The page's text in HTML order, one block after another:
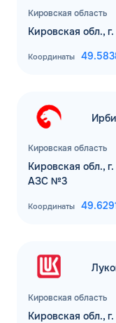
Кировская область
Кировская обл.,
Координаты
Кировская область
Кировская обл.,
АЗС №3
Координаты
Кировская область
Кировская обл.,